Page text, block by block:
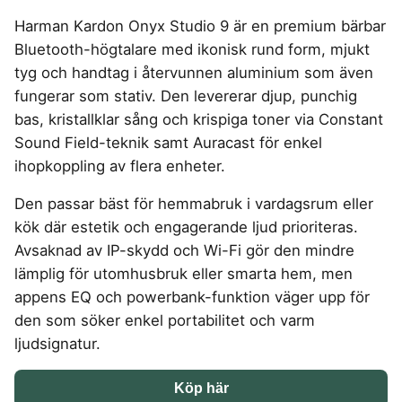
HUSHÅLLSAPPARATER
Robotdammsugare
Skaftdammsugare
Steamer
Strykjärn
KÖK
Airfryer
Airfryer
Elektrisk
Pizzaugn
Elvisp
Gjutjärnsgryta
Glassmaskin
Kaffebryggare
Kaffemaskin
Kockkniv
Köksassistent
Liten airfryer
Gasol
Skärbräda
Smashjärn
Stekbord
Stekpanna
SOVRUM
GAMING
Gaming Dator
Gaming Headset
Gaming hörlursställ
Gaming Laptop
Gaming router
Gaming Skärm
Gaming Tangentbord
Gamingbord
Gamingmus
Gamingstol
Trådlösa Gaming Hörlurar
VR Headset
LJUD & BILD
75 Tum TV
Bluetooth högtalare
TV 50 tum
TV 55 tum
FÖRSÄKRINGAR
Hundförsäkring
Kattförsäkring
MEDIA & TELEKOM
Bredband
Mobilabonnemang
Mobilt bredband
TV Abonnemang
Rödljusterapi
Skäggtrimmer
Toriska linser
ACCESSOARER
Solglasögon
KOSTTILLSKOTT
Berberine
Elektrolyter
Kollagen
Kosttillskott klimakteriet
Kreatin
NAD
Omega 3
Probiotika
Proteinpulver
5-manna tält
6-manna tält
Abborrespö
Familjetält
Jaktkängor
Pop-up tält
Taktält
Tält
Tält budget
Vandringsbyxor
herr
Vandringskängor
Vandringsskor
dam
SPORT
Driver
Golfklocka
Golfset
Träningsklocka dam
Träningsklocka herr
Cykelhjälm barn
GPS Klocka barn
UTELEK & AKTIVITETER
Berg studsmatta
Gungställning
Lekstuga
Nedgrävd studsmatta
Oval studsmatta
Rektangulär studsmatta
Stor studsmatta
Studsmatta
Laddbox
Konsumentvägledning
Harman Kardon Onyx Studio 9 är en premium bärbar
Bluetooth-högtalare med ikonisk rund form, mjukt
tyg och handtag i återvunnen aluminium som även
fungerar som stativ. Den levererar djup, punchig
bas, kristallklar sång och krispiga toner via Constant
Sound Field-teknik samt Auracast för enkel
ihopkoppling av flera enheter.
Den passar bäst för hemmabruk i vardagsrum eller
kök där estetik och engagerande ljud prioriteras.
Avsaknad av IP-skydd och Wi-Fi gör den mindre
lämplig för utomhusbruk eller smarta hem, men
appens EQ och powerbank-funktion väger upp för
den som söker enkel portabilitet och varm
ljudsignatur.
Köp här